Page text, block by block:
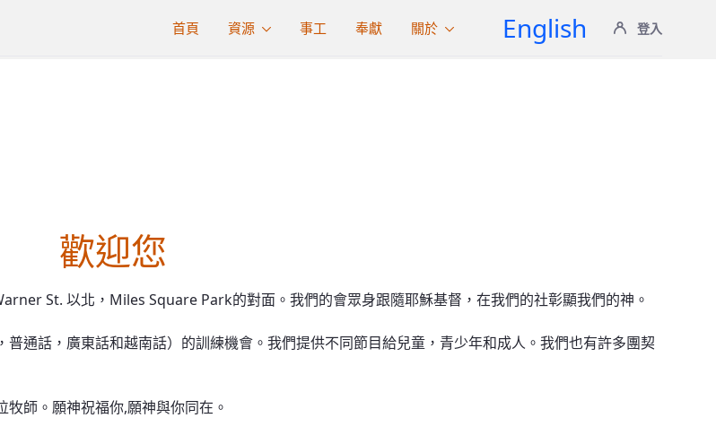
首頁 資源 事工 奉獻 關於 English 登入
歡迎您
St. 以北，Miles Square Park的對面。我們的會眾身跟隨耶穌基督，在我們的社彰顯我們的神。
通話，廣東話和越南話）的訓練機會。我們提供不同節目給兒童，青少年和成人。我們也有許多團契
師。願神祝福你,願神與你同在。